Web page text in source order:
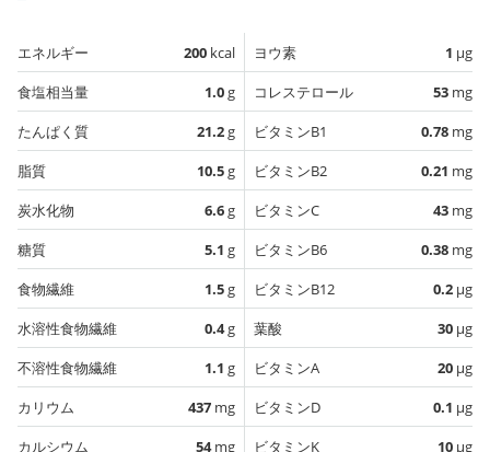
エネルギー 200 kcal
食塩相当量
1.0g
たんぱく質
21.2g
脂質
10.5g
炭水化物
6.6g
糖質
5.1 g
食物繊維
1.5g
水溶性食物繊維
0.4g
不溶性食物繊維
1.1 g
カリウム
437 mg
カルシウム
54mg
ヨウ素 1 µg
コレステロール
53 mg
ビタミンB1
0.78 mg
ビタミンB2
0.21 mg
ビタミンC
43 mg
ビタミンB6
0.38 mg
ビタミンB12
0.2 µg
葉酸
30 µg
ビタミンA
20 µg
ビタミンD
0.1 µg
ビタミンK
10 µg